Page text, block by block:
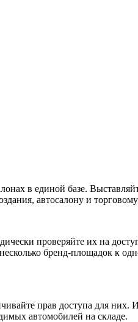
в единой базе.
автосалону и торговому
проверяйте их на
бренд-площадок к
прав доступа для
автомобилей на складе.